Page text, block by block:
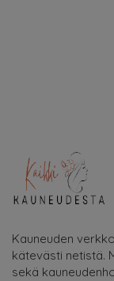
Kauneuden
kätevästi netistä.
sekä